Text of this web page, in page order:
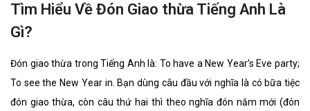
Tìm Hiểu Về Đón Giao thừa Tiếng Anh Là
Gì?
Đón giao thừa trong Tiếng Anh là: To have a New Year’s Eve party;
To see the New Year in. Bạn dùng câu đầu với nghĩa là có bữa tiệc
đón giao thừa, còn câu thứ hai thì theo nghĩa đón năm mới (đón